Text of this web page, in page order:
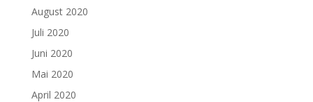
August 2020
Juli 2020
Juni 2020
Mai 2020
April 2020